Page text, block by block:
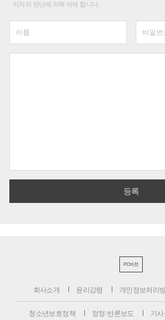
리자의 판단에 의해 삭제 합니다.
PC버전
회사소개 윤리강령 개인정보처리
청소년보호정책 정정·반론보도 기